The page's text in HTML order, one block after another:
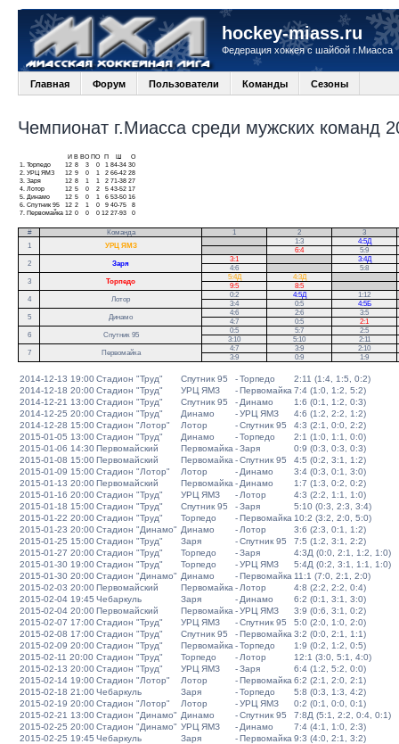
hockey-miass.ru
Федерация хоккея с шайбой г.Миасса
Главная Форум Пользователи Команды Сезоны
Чемпионат г.Миасса среди мужских команд
И В ВО ПО П
О
1.
Торпедо 12 8 3 0 1 84-34 30
2. УРЦ ЯМЗ 12 9 0 1 2 66-42 28
3. Заря 12 8 1 1 2 71-38 27
4. Лотор 12 5 0 2 5 43-52 17
5.
Динамо 12 5 0 1 6 53-50 16
6. Спутник 95 12 2 1 0 9 40-75
8
7.
Первомайка 12 0 0 0 12 27-93 0
# Команда 1 2
3
1
УРЦ ЯМЗ
1:3
4:5Д
6:4
5:9
2
Заря
3:1
3:4Д
4:6
5:8
3
Торпедо
5:4Д 4:3Д
9:5
8:5
4
Лотор
0:2 4:5Д 1:12
3:4
0:5 4:5Б
5
Динамо
4:6 2:6
3:5
4:7
0:5
2:1
6
Спутник 95
0:5 5:7
2:5
3:10
5:10
2:11
7
Первомайка
4:7 3:9
2:10
3:9
0:9 1:9
2014-12-13 19:00Стадион "Труд" Спутник 95 -Торпедо
2:11 (1:4, 1:5, 0:2)
2014-12-18 20:00Стадион "Труд" УРЦ ЯМЗ -Первомайка 7:4 (1:0, 1:2, 5:2)
2014-12-21 13:00Стадион "Труд" Спутник 95 - Динамо
1:6 (0:1, 1:2, 0:3)
2014-12-25 20:00Стадион "Труд" Динамо -УРЦ ЯМЗ
4:6 (1:2, 2:2, 1:2)
2014-12-28 15:00Стадион "Лотор" Лотор -Спутник 95
4:3 (2:1, 0:0, 2:2)
2015-01-05 13:00Стадион "Труд" Динамо -Торпедо
2:1 (1:0, 1:1, 0:0)
2015-01-06 14:30Первомайский Первомайка -Заря
0:9 (0:3, 0:3, 0:3)
2015-01-08 15:00Первомайский Первомайка -Спутник 95
4:5 (0:2, 3:1, 1:2)
2015-01-09 15:00Стадион "Лотор" Лотор - Динамо
3:4 (0:3, 0:1, 3:0)
2015-01-13 20:00Первомайский Первомайка - Динамо
1:7 (1:3, 0:2, 0:2)
2015-01-16 20:00Стадион "Труд" УРЦ ЯМЗ - Лотор
4:3 (2:2, 1:1, 1:0)
2015-01-18 15:00Стадион "Труд" Спутник 95 -Заря
5:10 (0:3, 2:3, 3:4)
2015-01-22 20:00Стадион "Труд" Торпедо -Первомайка 10:2 (3:2, 2:0, 5:0)
2015-01-23 20:00Стадион "Динамо" Динамо - Лотор
3:6 (2:3, 0:1, 1:2)
2015-01-25 15:00Стадион "Труд" Заря -Спутник 95
7:5 (1:2, 3:1, 2:2)
2015-01-27 20:00Стадион "Труд" Торпедо -Заря
4:3Д (0:0, 2:1, 1:2, 1:0)
2015-01-30 19:00Стадион "Труд" Торпедо -УРЦ ЯМЗ
5:4Д (0:2, 3:1, 1:1, 1:0)
2015-01-30 20:00Стадион "Динамо" Динамо -Первомайка 11:1 (7:0, 2:1, 2:0)
2015-02-03 20:00Первомайский Первомайка - Лотор
4:8 (2:2, 2:2, 0:4)
2015-02-04 19:45 Чебаркуль Заря - Динамо
6:2 (0:1, 3:1, 3:0)
2015-02-04 20:00Первомайский Первомайка -УРЦ ЯМЗ
3:9 (0:6, 3:1, 0:2)
2015-02-07 17:00Стадион "Труд" УРЦ ЯМЗ -Спутник 95
5:0 (2:0, 1:0, 2:0)
2015-02-08 17:00Стадион "Труд" Спутник 95 -Первомайка 3:2 (0:0, 2:1, 1:1)
2015-02-09 20:00Стадион "Труд" Первомайка -Торпедо
1:9 (0:2, 1:2, 0:5)
2015-02-11 20:00 Стадион "Труд" Торпедо - Лотор
12:1 (3:0, 5:1, 4:0)
2015-02-13 20:00Стадион "Труд" УРЦ ЯМЗ -Заря
6:4 (1:2, 5:2, 0:0)
2015-02-14 19:00Стадион "Лотор" Лотор -Первомайка 6:2 (2:1, 2:0, 2:1)
2015-02-18 21:00Чебаркуль Заря -Торпедо
5:8 (0:3, 1:3, 4:2)
2015-02-19 20:00Стадион "Лотор" Лотор -УРЦ ЯМЗ
0:2 (0:1, 0:0, 0:1)
2015-02-21 13:00Стадион "Динамо" Динамо -Спутник 95
7:8Д (5:1, 2:2, 0:4, 0:1)
2015-02-25 20:00Стадион "Динамо" УРЦ ЯМЗ - Динамо
7:4 (4:1, 1:0, 2:3)
2015-02-25 19:45 Чебаркуль Заря -Первомайка 9:3 (4:0, 2:1, 3:2)